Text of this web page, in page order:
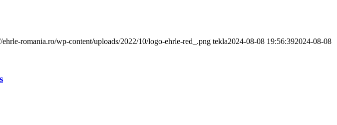
ehrle-romania.ro/wp-content/uploads/2022/10/logo-ehrle-red_.png tekla2024-08-08 19:56:392024-08-08